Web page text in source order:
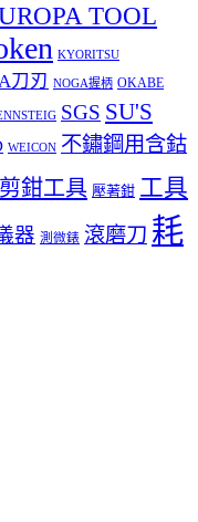
TOOL
KYORITSU
刀刃 NOGA握柄 OKABE
SGS SU'S
WEICON 不鏽鋼用含鈷
剪鉗工具 壓著鉗 工具
器 測微錶 滾磨刀 耗